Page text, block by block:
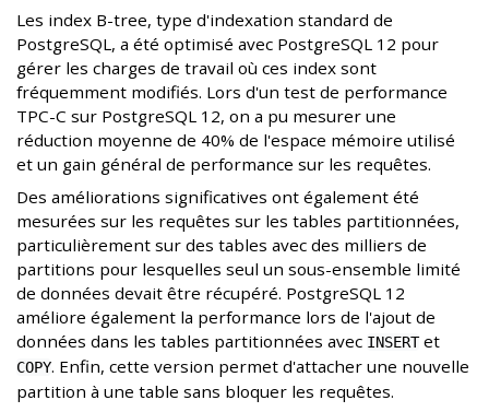
Les index B-tree, type d'indexation standard de
PostgreSQL, a été optimisé avec PostgreSQL 12 pour
gérer les charges de travail où ces index sont
fréquemment modifiés. Lors d'un test de performance
TPC-C sur PostgreSQL 12, on a pu mesurer une
réduction moyenne de 40% de l'espace mémoire utilisé
et un gain général de performance sur les requêtes.
Des améliorations significatives ont également été
mesurées sur les requêtes sur les tables partitionnées,
particulièrement sur des tables avec des milliers de
partitions pour lesquelles seul un sous-ensemble limité
de données devait être récupéré. PostgreSQL 12
améliore également la performance lors de l'ajout de
données dans les tables partitionnées avec INSERTet
COPY. Enfin, cette version permet d'attacher une nouvelle
partition à une table sans bloquer les requêtes.